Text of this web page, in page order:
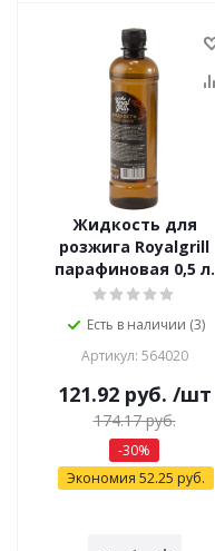
Жидкость для
розжига Royalgrill
парафиновая 0,5 л.
Есть в наличии (3)
Артикул: 564020
121.92руб. /шт
174.17руб.
-30%
Экономия 52.25 руб.